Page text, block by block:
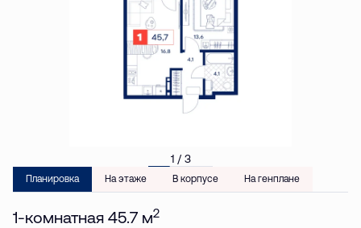
1 / 3
Планировка На этаже В корпусе На генплане
1-комнатная 45.7 м2